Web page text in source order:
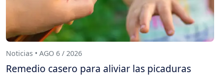
Noticias • AGO 6 / 2026
Remedio casero para aliviar las picaduras